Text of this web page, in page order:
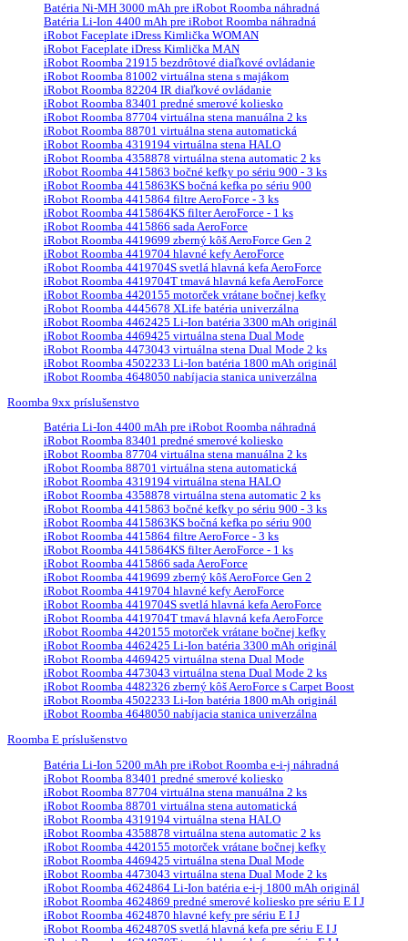
Batéria Ni-MH 3000 mAh pre iRobot Roomba náhradná
Batéria Li-Ion 4400 mAh pre iRobot Roomba náhradná
iRobot Faceplate iDress Kimlička WOMAN
iRobot Faceplate iDress Kimlička MAN
iRobot Roomba 21915 bezdrôtové diaľkové ovládanie
iRobot Roomba 81002 virtuálna stena s majákom
iRobot Roomba 82204 IR diaľkové ovládanie
iRobot Roomba 83401 predné smerové koliesko
iRobot Roomba 87704 virtuálna stena manuálna 2 ks
iRobot Roomba 88701 virtuálna stena automatická
iRobot Roomba 4319194 virtuálna stena HALO
iRobot Roomba 4358878 virtuálna stena automatic 2 ks
iRobot Roomba 4415863 bočné kefky po sériu 900 - 3 ks
iRobot Roomba 4415863KS bočná kefka po sériu 900
iRobot Roomba 4415864 filtre AeroForce - 3 ks
iRobot Roomba 4415864KS filter AeroForce - 1 ks
iRobot Roomba 4415866 sada AeroForce
iRobot Roomba 4419699 zberný kôš AeroForce Gen 2
iRobot Roomba 4419704 hlavné kefy AeroForce
iRobot Roomba 4419704S svetlá hlavná kefa AeroForce
iRobot Roomba 4419704T tmavá hlavná kefa AeroForce
iRobot Roomba 4420155 motorček vrátane bočnej kefky
iRobot Roomba 4445678 XLife batéria univerzálna
iRobot Roomba 4462425 Li-Ion batéria 3300 mAh originál
iRobot Roomba 4469425 virtuálna stena Dual Mode
iRobot Roomba 4473043 virtuálna stena Dual Mode 2 ks
iRobot Roomba 4502233 Li-Ion batéria 1800 mAh originál
iRobot Roomba 4648050 nabíjacia stanica univerzálna
Roomba 9xx príslušenstvo
Batéria Li-Ion 4400 mAh pre iRobot Roomba náhradná
iRobot Roomba 83401 predné smerové koliesko
iRobot Roomba 87704 virtuálna stena manuálna 2 ks
iRobot Roomba 88701 virtuálna stena automatická
iRobot Roomba 4319194 virtuálna stena HALO
iRobot Roomba 4358878 virtuálna stena automatic 2 ks
iRobot Roomba 4415863 bočné kefky po sériu 900 - 3 ks
iRobot Roomba 4415863KS bočná kefka po sériu 900
iRobot Roomba 4415864 filtre AeroForce - 3 ks
iRobot Roomba 4415864KS filter AeroForce - 1 ks
iRobot Roomba 4415866 sada AeroForce
iRobot Roomba 4419699 zberný kôš AeroForce Gen 2
iRobot Roomba 4419704 hlavné kefy AeroForce
iRobot Roomba 4419704S svetlá hlavná kefa AeroForce
iRobot Roomba 4419704T tmavá hlavná kefa AeroForce
iRobot Roomba 4420155 motorček vrátane bočnej kefky
iRobot Roomba 4462425 Li-Ion batéria 3300 mAh originál
iRobot Roomba 4469425 virtuálna stena Dual Mode
iRobot Roomba 4473043 virtuálna stena Dual Mode 2 ks
iRobot Roomba 4482326 zberný kôš AeroForce s Carpet Boost
iRobot Roomba 4502233 Li-Ion batéria 1800 mAh originál
iRobot Roomba 4648050 nabíjacia stanica univerzálna
Roomba E príslušenstvo
Batéria Li-Ion 5200 mAh pre iRobot Roomba e-i-j náhradná
iRobot Roomba 83401 predné smerové koliesko
iRobot Roomba 87704 virtuálna stena manuálna 2 ks
iRobot Roomba 88701 virtuálna stena automatická
iRobot Roomba 4319194 virtuálna stena HALO
iRobot Roomba 4358878 virtuálna stena automatic 2 ks
iRobot Roomba 4420155 motorček vrátane bočnej kefky
iRobot Roomba 4469425 virtuálna stena Dual Mode
iRobot Roomba 4473043 virtuálna stena Dual Mode 2 ks
iRobot Roomba 4624864 Li-Ion batéria e-i-j 1800 mAh originál
iRobot Roomba 4624869 predné smerové koliesko pre sériu E I J
iRobot Roomba 4624870 hlavné kefy pre sériu E I J
iRobot Roomba 4624870S svetlá hlavná kefa pre sériu E I J